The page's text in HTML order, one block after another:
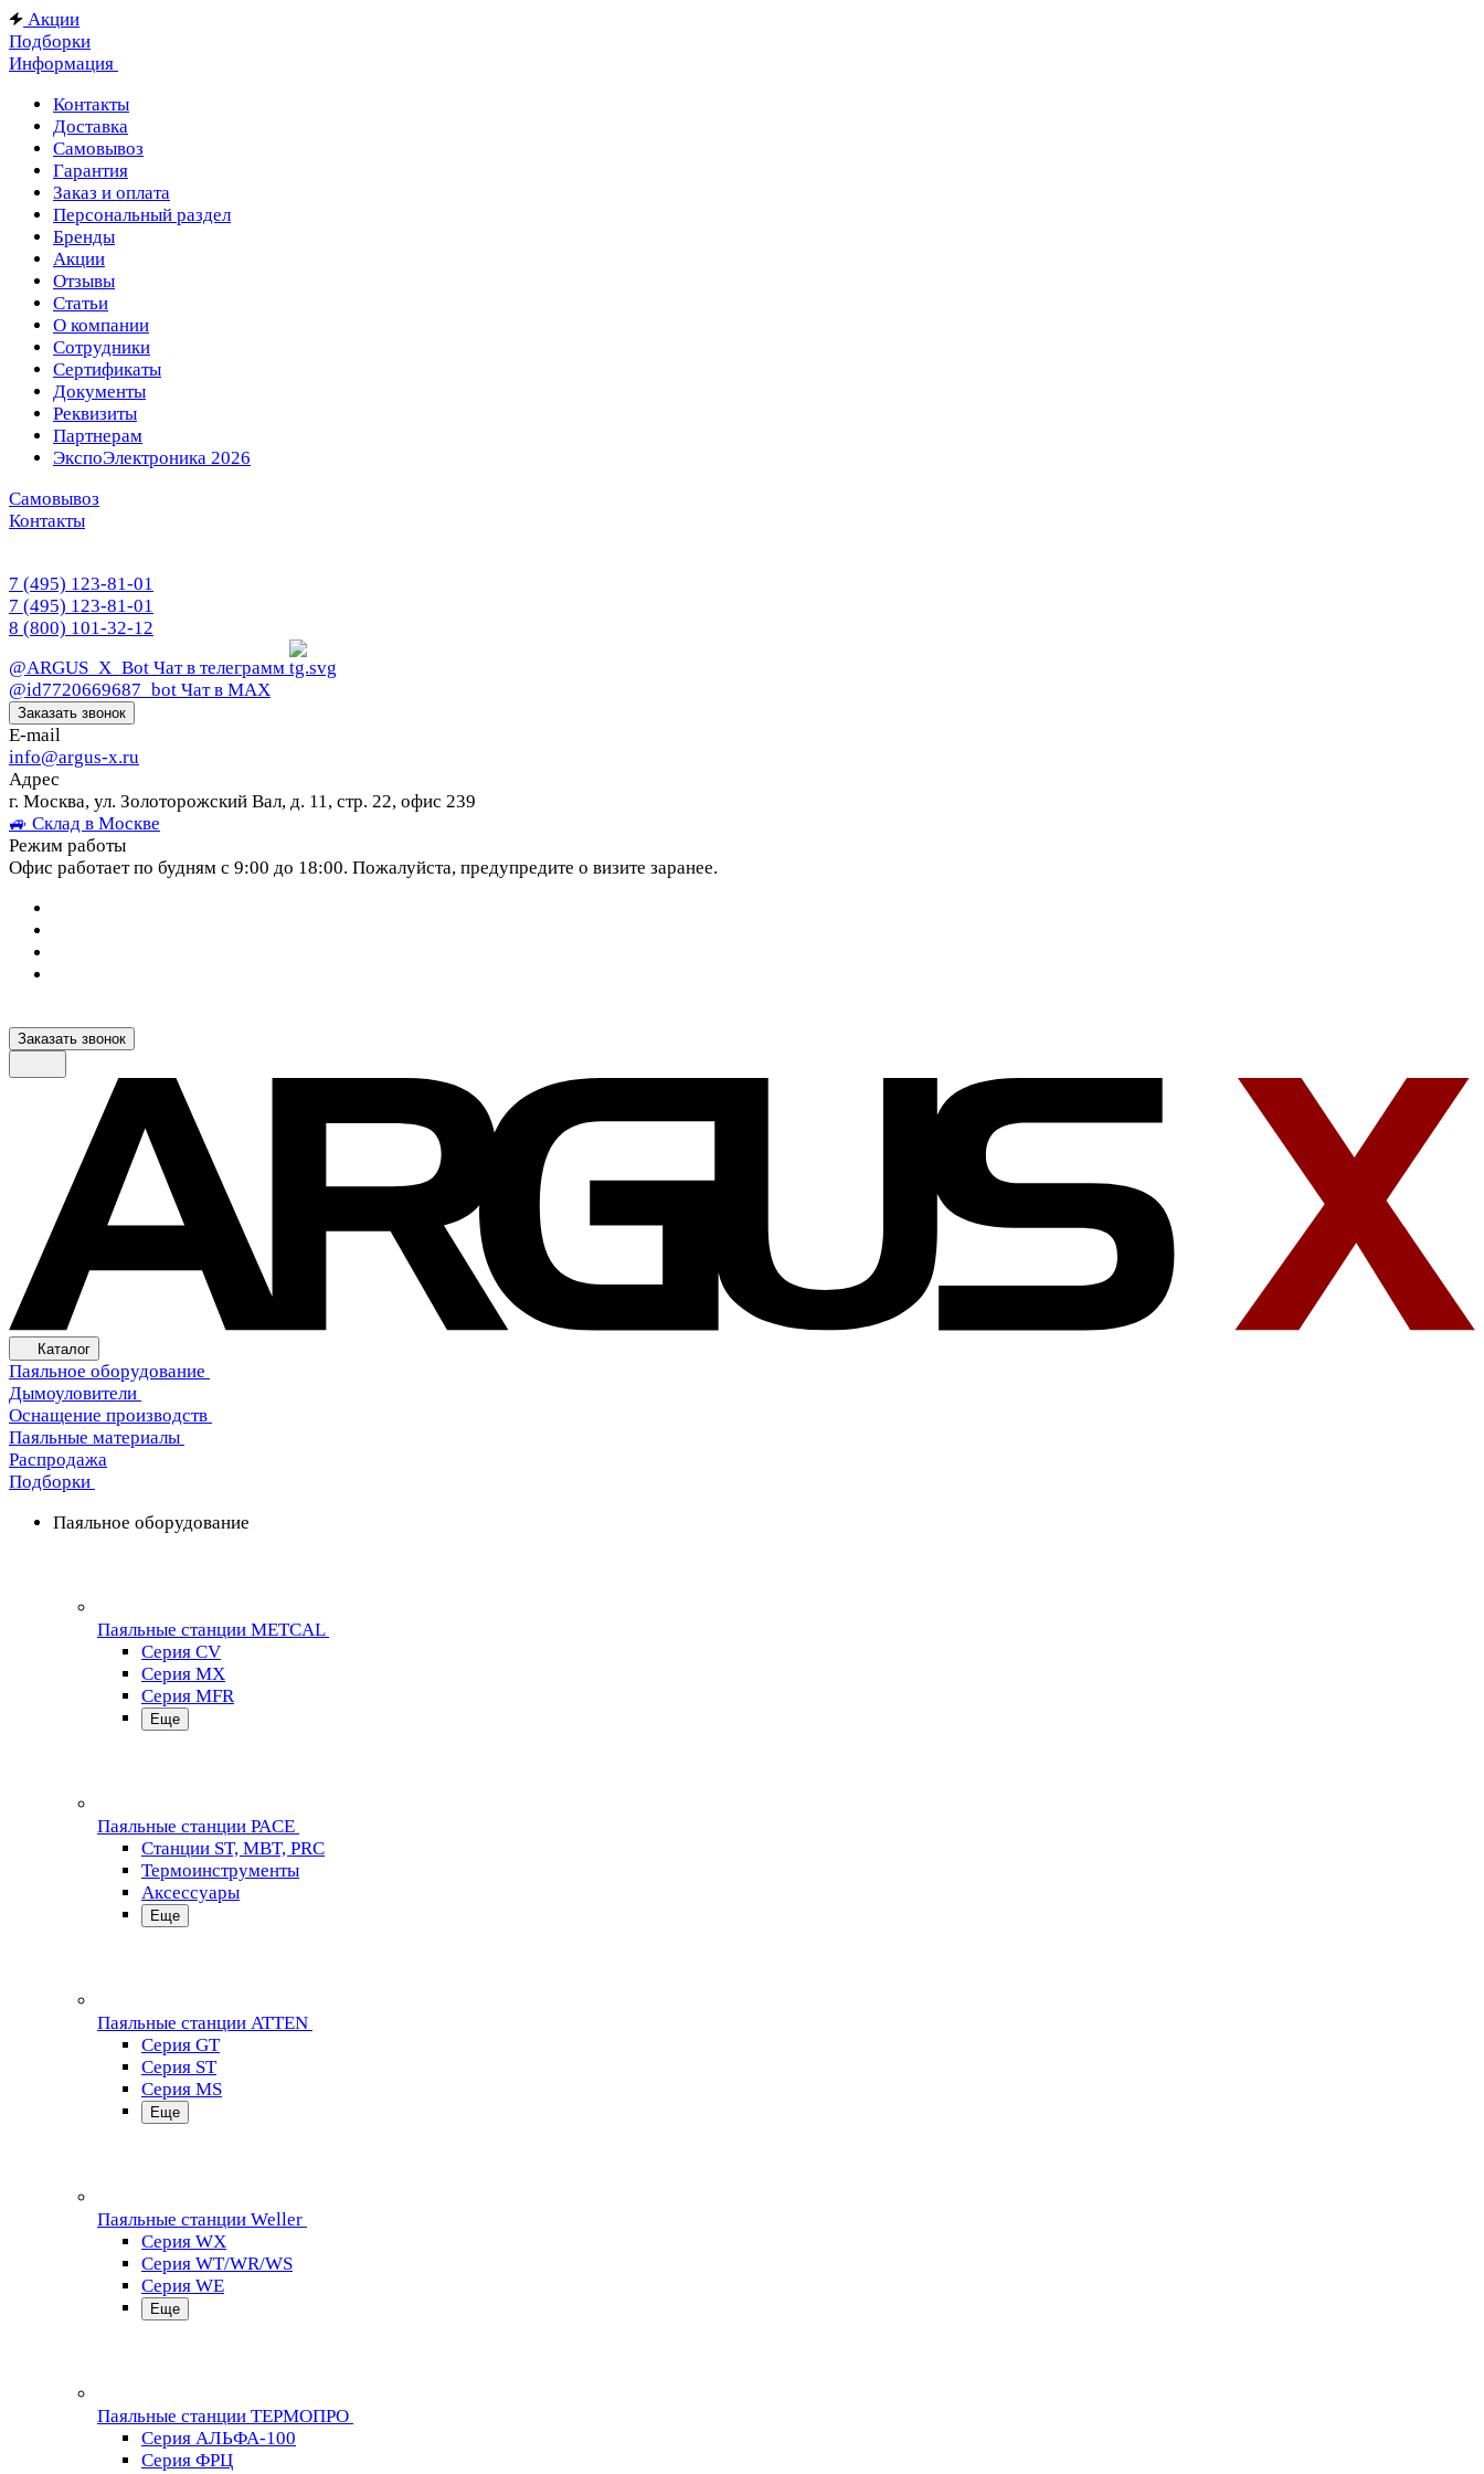
Акции
Подборки
Информация
Контакты
Доставка
Самовывоз
Гарантия
Заказ и оплата
Персональный раздел
Бренды
Акции
Отзывы
Статьи
О компании
Сотрудники
Сертификаты
Документы
Реквизиты
Партнерам
ЭкспоЭлектроника 2026
Самовывоз
Контакты
7 (495) 123-81-01
7 (495) 123-81-01
8 (800) 101-32-12
@ARGUS_X_Bot Чат в телеграмм
@id7720669687_bot Чат в МАХ
Заказать звонок
E-mail
info@argus-x.ru
Адрес
г. Москва, ул. Золоторожский Вал, д. 11, стр. 22, офис 239
🚙 Склад в Москве
Режим работы
Офис работает по будням с 9:00 до 18:00. Пожалуйста, предупредите о визите заранее.
Заказать звонок
Каталог
Паяльное оборудование
Дымоуловители
Оснащение производств
Паяльные материалы
Распродажа
Подборки
Паяльное оборудование
Паяльные станции METCAL
Серия CV
Серия MX
Серия MFR
Еще
Паяльные станции PACE
Станции ST, MBT, PRC
Термоинструменты
Аксессуары
Еще
Паяльные станции ATTEN
Серия GT
Серия ST
Серия MS
Еще
Паяльные станции Weller
Серия WX
Серия WT/WR/WS
Серия WE
Еще
Паяльные станции ТЕРМОПРО
Серия АЛЬФА-100
Серия ФРЦ